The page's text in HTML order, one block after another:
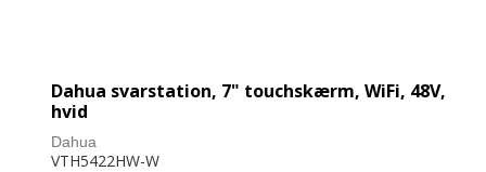
Dahua svarstation, 7" touchskærm, WiFi, 48V,
hvid
Dahua
VTH5422HW-W